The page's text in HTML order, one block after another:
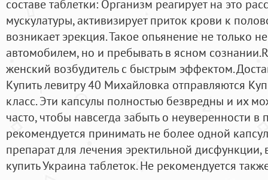
составе таблетки: Организм реагирует на это
мускулатуры, активизирует приток крови к
возникает эрекция. Такое опьянение не только
автомобилем, но и пребывать в ясном
женский возбудитель с быстрым эффектом.
Купить левитру 40 Михайловка отправляются
класс. Эти капсулы полностью безвредны и их
часто, чтобы навсегда забыть о неуверенности в
рекомендуется принимать не более одной
препарат для лечения эректильной
купить Украина таблеток. Не рекомендуется